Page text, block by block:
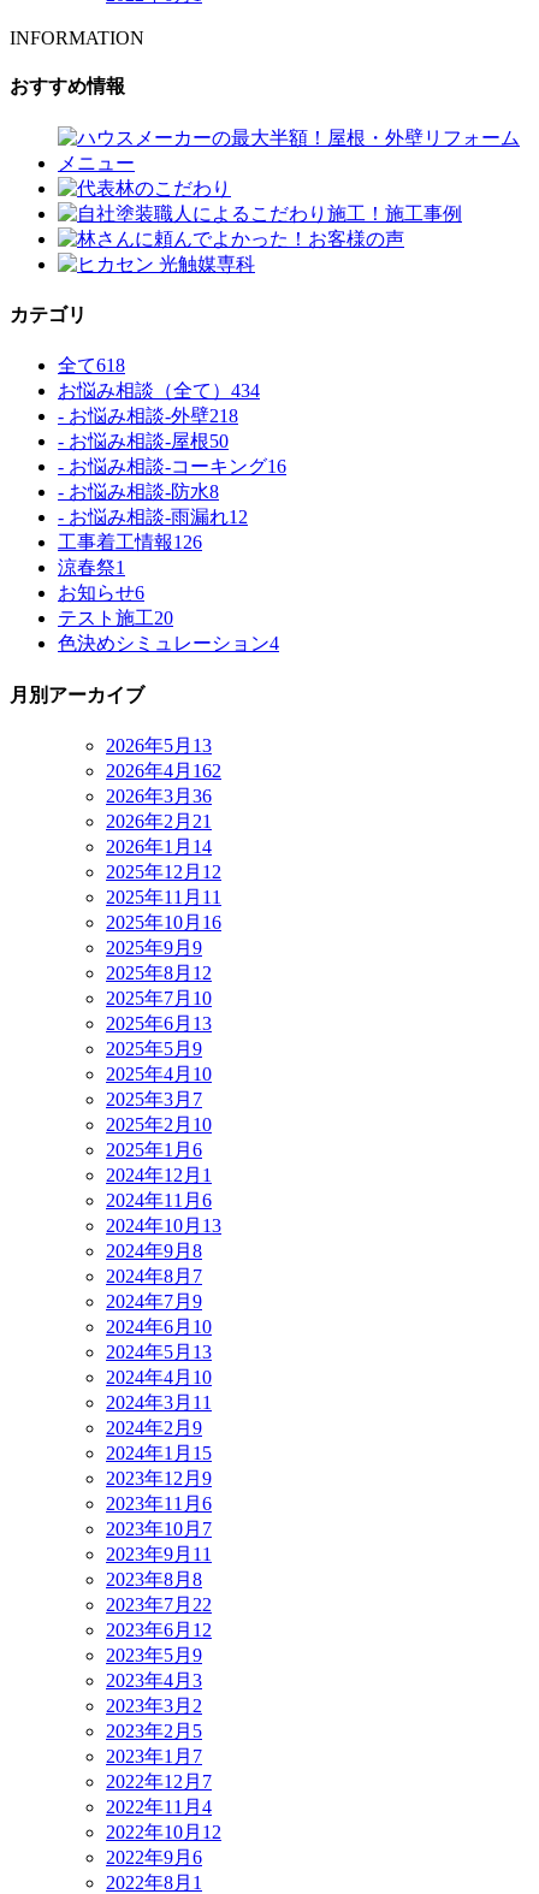
INFORMATION
おすすめ情報
カテゴリ
全て618
お悩み相談（全て） 434
- お悩み相談-外壁218
- お悩み相談-屋根50
- お悩み相談-コーキング16
- お悩み相談-防水8
- お悩み相談-雨漏れ12
工事着工情報126
涼春祭1
お知らせ6
テスト施工20
色決めシミュレーション4
月別アーカイブ
2026年5月 13
2026年4月 162
2026年3月 36
2026年2月 21
2026年1月 14
2025年12月 12
2025年11月 11
2025年10月 16
2025年9月 9
2025年8月 12
2025年7月 10
2025年6月 13
2025年5月 9
2025年4月 10
2025年3月 7
2025年2月 10
2025年1月 6
2024年12月 1
2024年11月 6
2024年10月 13
2024年9月 8
2024年8月 7
2024年7月 9
2024年6月 10
2024年5月 13
2024年4月 10
2024年3月 11
2024年2月 9
2024年1月 15
2023年12月 9
2023年11月 6
2023年10月 7
2023年9月 11
2023年8月 8
2023年7月 22
2023年6月 12
2023年5月 9
2023年4月 3
2023年3月 2
2023年2月 5
2023年1月 7
2022年12月 7
2022年11月 4
2022年10月 12
2022年9月 6
2022年8月 1